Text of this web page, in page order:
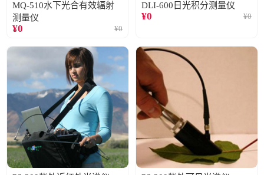
MQ-510水下光合有效辐射
测量仪
¥0 ¥0
DLI-600日光积分测量仪
¥0 ¥0